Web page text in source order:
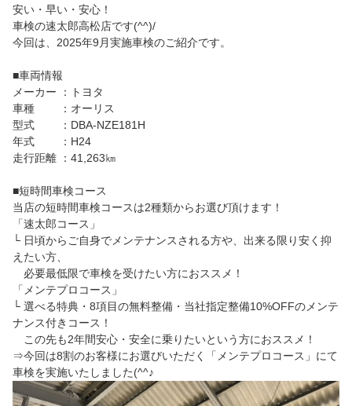
安い・早い・安心！
車検の速太郎高松店です(^^)/
今回は、2025年9月実施車検のご紹介です。
■車両情報
メーカー ：トヨタ
車種 ：オーリス
型式 ：DBA-NZE181H
年式 ：H24
走行距離 ：41,263㎞
■短時間車検コース
当店の短時間車検コースは2種類からお選び頂けます！
「速太郎コース」
└ 日頃からご自身でメンテナンスされる方や、出来る限り安く抑
えたい方、
必要最低限で車検を受けたい方におススメ！
「メンテプロコース」
└ 選べる特典・8項目の無料整備・当社指定整備10%OFFのメンテ
ナンス付きコース！
この先も2年間安心・安全に乗りたいという方におススメ！
⇒今回は8割のお客様にお選びいただく「メンテプロコース」にて
車検を実施いたしました(^^♪